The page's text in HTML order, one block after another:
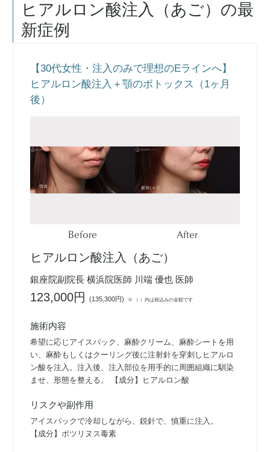
ヒアルロン酸注入（あご） の最
新症例
【30代女性・注入のみで理想のEラインへ】
ヒアルロン酸注入＋顎のボトックス（1ヶ月
後）
Before After
ヒアルロン酸注入（あご）
銀座院副院長 横浜院医師 川端 優也 医師
123,000円(135,300円) ※ （ ）内は税込みの金額です
施術内容
希望に応じアイスパック、麻酔クリーム、麻酔シートを用
い、麻酔もしくはクーリング後に注射針を穿刺しヒアルロ
ン酸を注入。注入後、注入部位を用手的に周囲組織に馴染
ませ、形態を整える。 【成分】ヒアルロン酸
リスクや副作用
アイスパックで冷却しながら、鋭針で、慎重に注入。
【成分】ボツリヌス毒素